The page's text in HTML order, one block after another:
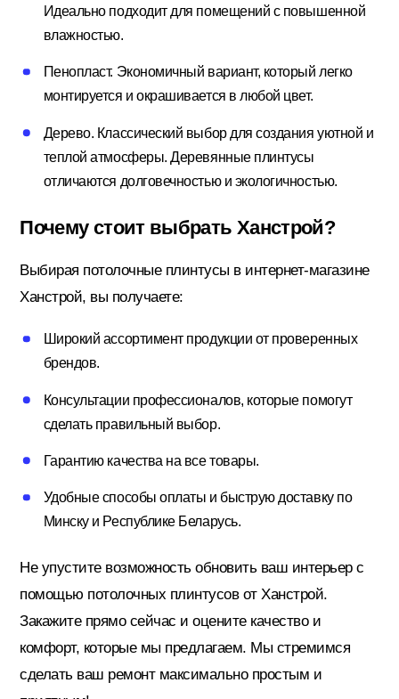
Идеально подходит для помещений с повышенной
влажностью.
Пенопласт. Экономичный вариант, который легко
монтируется и окрашивается в любой цвет.
Дерево. Классический выбор для создания уютной и
теплой атмосферы. Деревянные плинтусы
отличаются долговечностью и экологичностью.
Почему стоит выбрать Ханстрой?
Выбирая потолочные плинтусы в интернет-магазине
Ханстрой, вы получаете:
Широкий ассортимент продукции от проверенных
брендов.
Консультации профессионалов, которые помогут
сделать правильный выбор.
Гарантию качества на все товары.
Удобные способы оплаты и быструю доставку по
Минску и Республике Беларусь.
Не упустите возможность обновить ваш интерьер с
помощью потолочных плинтусов от Ханстрой.
Закажите прямо сейчас и оцените качество и
комфорт, которые мы предлагаем. Мы стремимся
сделать ваш ремонт максимально простым и